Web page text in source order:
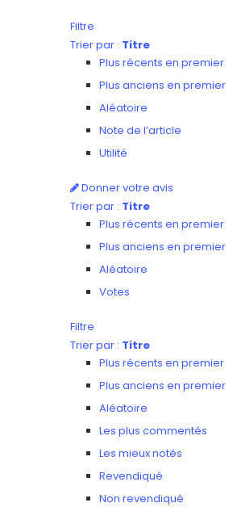
Filtre
Trier par : Titre
Plus récents en premier
Plus anciens en premier
Aléatoire
Note de l’article
Utilité
Donner votre avis
Trier par : Titre
Plus récents en premier
Plus anciens en premier
Aléatoire
Votes
Filtre
Trier par : Titre
Plus récents en premier
Plus anciens en premier
Aléatoire
Les plus commentés
Les mieux notés
Revendiqué
Non revendiqué